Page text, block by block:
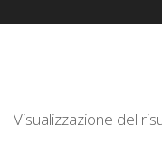
Visualizzazione del